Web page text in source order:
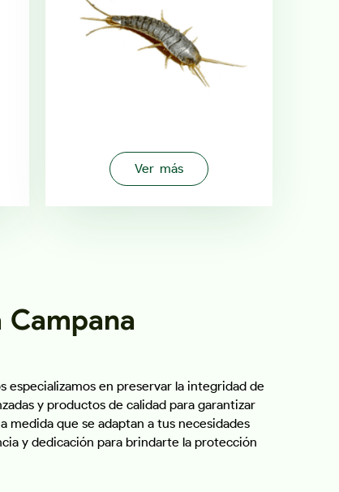
Ver más
especializamos en preservar la integridad de
y productos de calidad para garantizar
medida que se adaptan a tus necesidades
y dedicación para brindarte la protección